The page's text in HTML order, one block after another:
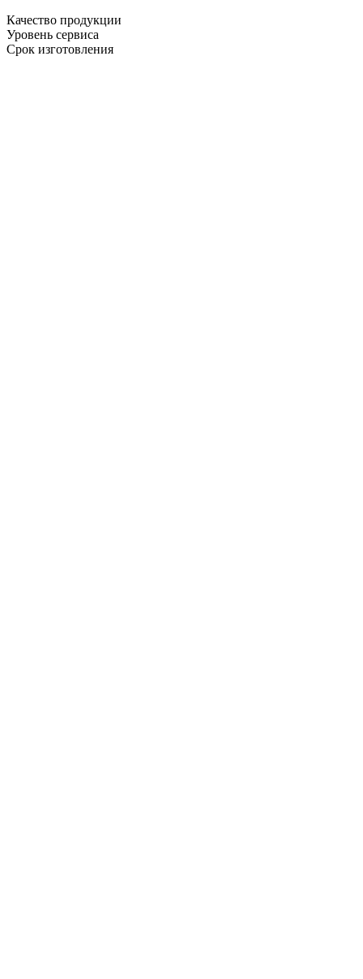
Качество продукции
Уровень сервиса
Срок изготовления